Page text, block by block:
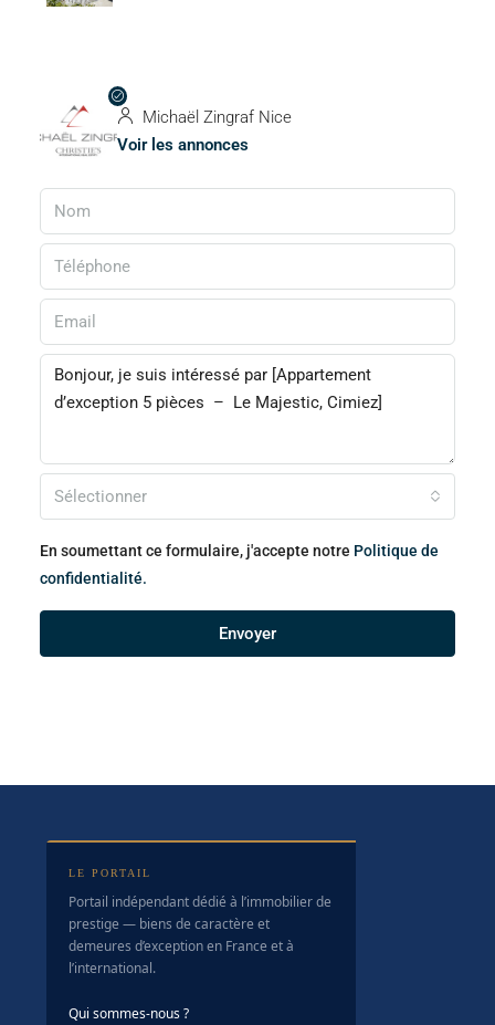
Michaël Zingraf Nice
Voir les annonces
Sélectionner
En soumettant ce formulaire, j'accepte notre Politique de
confidentialité.
Envoyer
LE PORTAIL
Portail indépendant dédié à l’immobilier de
prestige — biens de caractère et
demeures d’exception en France et à
l’international.
Qui sommes-nous ?